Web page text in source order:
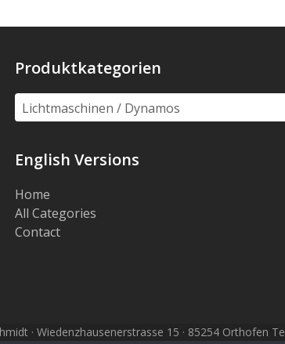
Produktkategorien
Lichtmaschinen / Dynamos
English Versions
Home
All Categories
Contact
· Wiedenzhausenerstrasse 15 · 85254 Orthofen